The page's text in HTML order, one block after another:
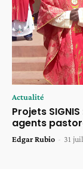
Actualité
Projets
agents
Edgar Rubio - 31